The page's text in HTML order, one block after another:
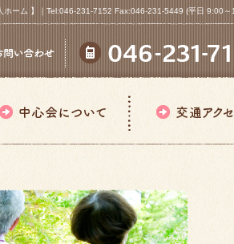
ホーム 】｜Tel:046-231-7152 Fax:046-231-5449 (平日 9:00